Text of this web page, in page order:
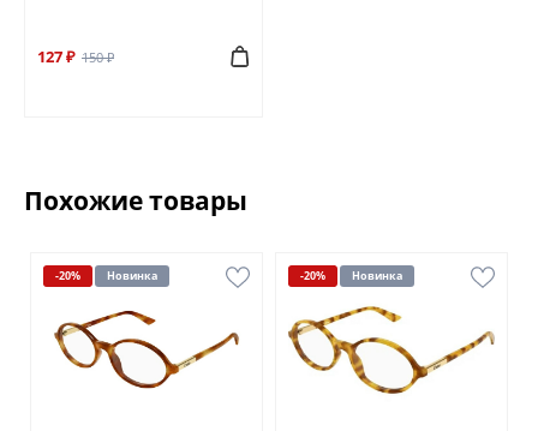
127 ₽ 150 ₽
Похожие товары
-20% Новинка -20% Новинка